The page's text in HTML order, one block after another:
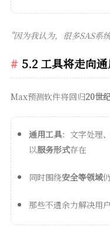
"因为我认为，很多SAS系
5.2 工具将走向
Max预测软件将回归20世
通用工具：文字处理
以服务形式存在
同时围绕安全等领域
那些不遗余力解决